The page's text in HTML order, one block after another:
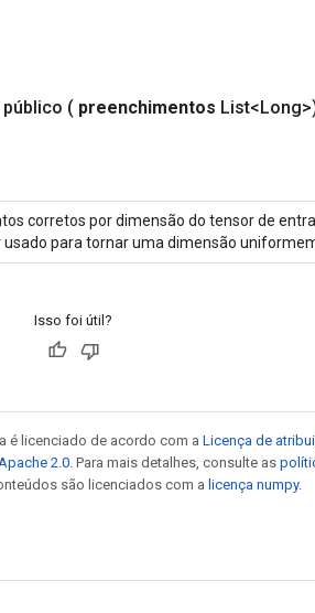
( preenchimentos
corretos por dimensão do tensor de
para tornar uma dimensão
Isso foi útil?
é licenciado de acordo com a Licença de
2.0 . Para mais detalhes, consulte as
são licenciados com a licença numpy.